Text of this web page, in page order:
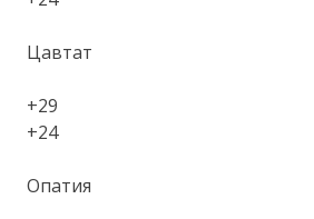
Цавтат
+29
+24
Опатия